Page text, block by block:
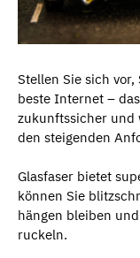
Stellen Sie sich
beste Internet –
zukunftssicher und
den steigenden
Glasfaser bietet
können Sie
hängen bleiben
ruckeln.